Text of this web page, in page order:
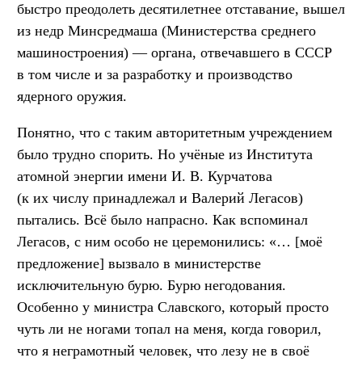
быстро преодолеть десятилетнее отставание, вышел
из недр Минсредмаша (Министерства среднего
машиностроения) — органа, отвечавшего в СССР
в том числе и за разработку и производство
ядерного оружия.
Понятно, что с таким авторитетным учреждением
было трудно спорить. Но учёные из Института
атомной энергии имени И. В. Курчатова
(к их числу принадлежал и Валерий Легасов)
пытались. Всё было напрасно. Как вспоминал
Легасов, с ним особо не церемонились: «… [моё
предложение] вызвало в министерстве
исключительную бурю. Бурю негодования.
Особенно у министра Славского, который просто
чуть ли не ногами топал на меня, когда говорил,
что я неграмотный человек, что лезу не в своё